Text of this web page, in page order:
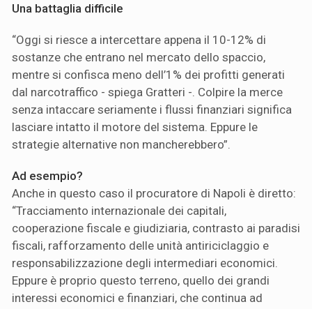
Una battaglia difficile
“Oggi si riesce a intercettare appena il 10-12% di
sostanze che entrano nel mercato dello spaccio,
mentre si confisca meno dell’1% dei profitti generati
dal narcotraffico - spiega Gratteri -. Colpire la merce
senza intaccare seriamente i flussi finanziari significa
lasciare intatto il motore del sistema. Eppure le
strategie alternative non mancherebbero”.
Ad esempio?
Anche in questo caso il procuratore di Napoli è diretto:
“Tracciamento internazionale dei capitali,
cooperazione fiscale e giudiziaria, contrasto ai paradisi
fiscali, rafforzamento delle unità antiriciclaggio e
responsabilizzazione degli intermediari economici.
Eppure è proprio questo terreno, quello dei grandi
interessi economici e finanziari, che continua ad